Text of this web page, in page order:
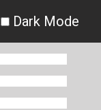
Dark Mode